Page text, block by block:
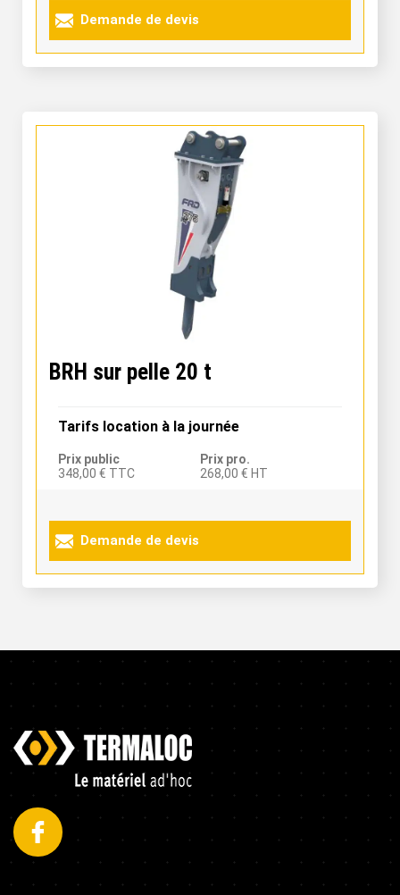
Demande de devis
BRH sur pelle 20 t
Tarifs location à la journée
Prix public
348,00 € TTC
Prix pro.
268,00 € HT
Demande de devis